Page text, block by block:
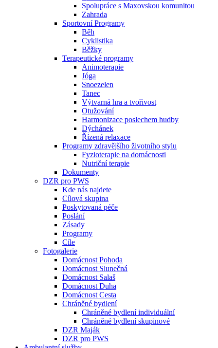
Spolupráce s Maxovskou komunitou
Zahrada
Sportovní Programy
Běh
Cyklistika
Běžky
Terapeutické programy
Animoterapie
Jóga
Snoezelen
Tanec
Výtvarná hra a tvořivost
Otužování
Harmonizace poslechem hudby
Dýchánek
Řízená relaxace
Programy zdravějšího životního stylu
Fyzioterapie na domácnosti
Nutriční terapie
Dokumenty
DZR pro PWS
Kde nás najdete
Cílová skupina
Poskytovaná péče
Poslání
Zásady
Programy
Cíle
Fotogalerie
Domácnost Pohoda
Domácnost Slunečná
Domácnost Salaš
Domácnost Duha
Domácnost Cesta
Chráněné bydlení
Chráněné bydlení individuální
Chráněné bydlení skupinové
DZR Maják
DZR pro PWS